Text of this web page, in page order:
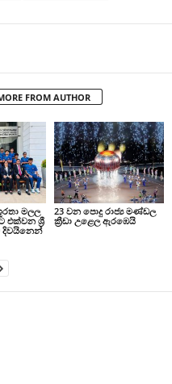
FROM AUTHOR
මලල
එක්වන ශ්‍රී
දිවයිනෙන්
23 වන පොදු රාජ්‍ය මණ්ඩල
ක්‍රීඩා උළෙල ඇරඹෙයි